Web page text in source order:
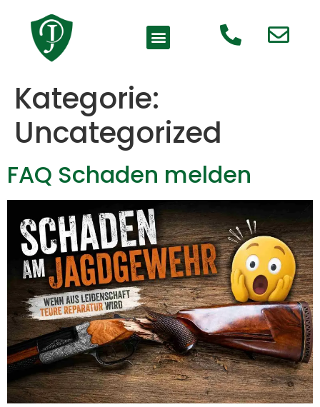
Kategorie:
Uncategorized
FAQ Schaden melden